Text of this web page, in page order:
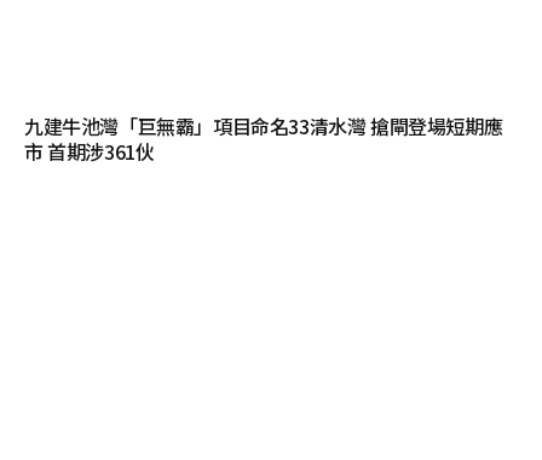
九建牛池灣「巨無霸」項目命名33清水灣 搶閘登場短期應
市 首期涉361伙